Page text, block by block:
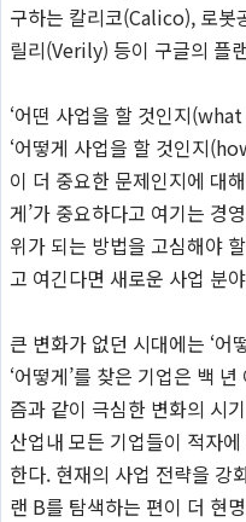
구하는 칼리코(Calico), 로봇
릴리(Verily) 등이 구글의 플
‘어떤 사업을 할 것인지
‘어떻게 사업을 할 것인지
이 더 중요한 문제인지에 대
게’가 중요하다고 여기는 경
위가 되는 방법을 고심해야
고 여긴다면 새로운 사업 분
큰 변화가 없던 시대에는 ‘어
‘어떻게’를 찾은 기업은 백
즘과 같이 극심한 변화의 시
산업내 모든 기업들이 적자
한다. 현재의 사업 전략을 강
랜 B를 탐색하는 편이 더 현